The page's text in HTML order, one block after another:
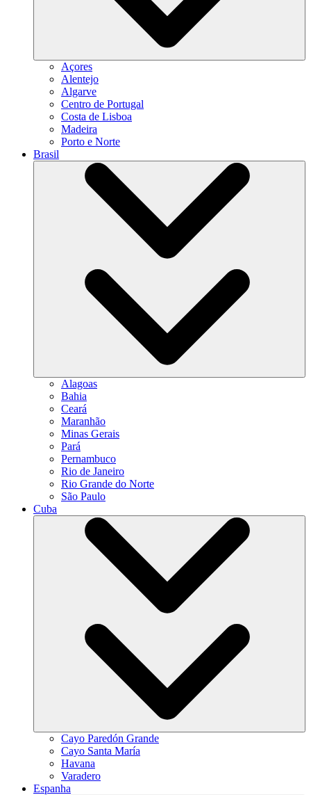
Açores
Alentejo
Algarve
Centro de Portugal
Costa de Lisboa
Madeira
Porto e Norte
Brasil
Alagoas
Bahia
Ceará
Maranhão
Minas Gerais
Pará
Pernambuco
Rio de Janeiro
Rio Grande do Norte
São Paulo
Cuba
Cayo Paredón Grande
Cayo Santa María
Havana
Varadero
Espanha